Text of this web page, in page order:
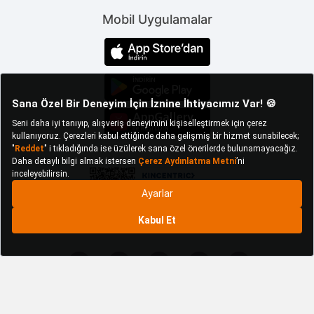
sorunsuz kullanabileceğiniz ürünlerdendir. Kullanım
alanında yer sıkıntınız olduğunu düşünüyorsanız da
katlanır çalışma masası modellerini
değerlendirebilirsiniz. Katlanır bilgisayar masası
düşünebilirsiniz.
Satın aldığınız çalışma
masası modelleri
arasında fonksiyonelliği
de dikkate almalısınız.
yer alan kitaplıklı çalışma
masası çeşitleri
Mobil Uygulamalar